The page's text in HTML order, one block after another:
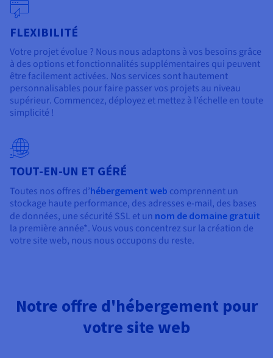
FLEXIBILITÉ
Votre projet évolue ? Nous nous adaptons à vos besoins grâce
à des options et fonctionnalités supplémentaires qui peuvent
être facilement activées. Nos services sont hautement
personnalisables pour faire passer vos projets au niveau
supérieur. Commencez, déployez et mettez à l’échelle en toute
simplicité !
TOUT-EN-UN ET GÉRÉ
Toutes nos offres d’hébergement web comprennent un
stockage haute performance, des adresses e-mail, des bases
de données, une sécurité SSL et un nom de domaine gratuit
la première année*. Vous vous concentrez sur la création de
votre site web, nous nous occupons du reste.
Notre offre d'hébergement pour
votre site web